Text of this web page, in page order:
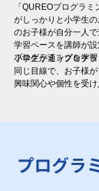
「QUREOプログラ
がしっかりと小学生
のお子様が自分一人
学習ペースを講師が
プログラミングを学
小学生が通うプログ
同じ目線で、お子様
興味関心や個性を受
度に合わせた個別指
プログラ